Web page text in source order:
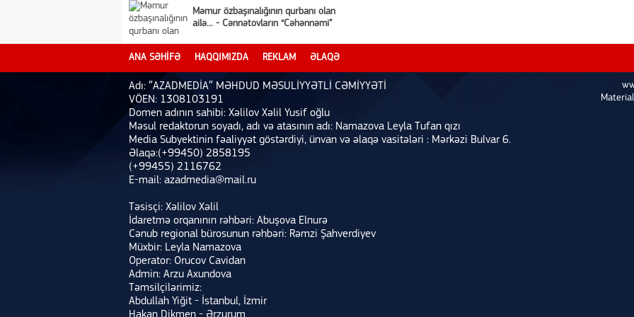
Məmur özbaşınalığının qurbanı olan
ailə... - Cənnətovların “Cəhənnəmi”
ANA SƏHİFƏ HAQQIMIZDA REKLAM ƏLAQƏ
Adı: ″AZADMEDİA″ MƏHDUD MƏSULİYYƏTLİ CƏMİYYƏTİ
VÖEN: 1308103191
Domen adının sahibi: Xəlilov Xəlil Yusif oğlu
Məsul redaktorun soyadı, adı və atasının adı: Namazova Leyla Tufan qızı
Media Subyektinin fəaliyyət göstərdiyi, ünvan və əlaqə vasitələri : Mərkəzi Bulvar 6.
Əlaqə:(+99450) 2858195
(+99455) 2116762
E-mail: azadmedia@mail.ru
Təsisçi: Xəlilov Xəlil
İdaretmə orqanının rəhbəri: Abuşova Elnurə
Cənub regional bürosunun rəhbəri: Rəmzi Şahverdiyev
Müxbir: Leyla Namazova
Operator: Orucov Cavidan
Admin: Arzu Axundova
Təmsilçilərimiz:
Abdullah Yiğit - İstanbul, İzmir